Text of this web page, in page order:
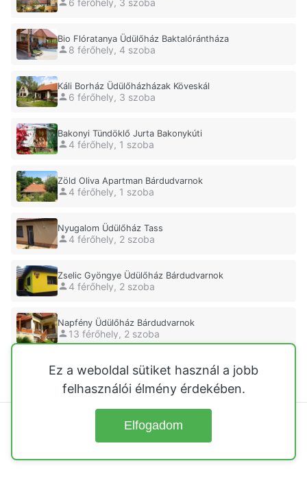
Bio Flóratanya Üdülőház Baktalórántháza
8 férőhely, 4 szoba
Káli Borház Üdülőházházak Köveskál
6 férőhely, 3 szoba
Bakonyi Tündöklő Jurta Bakonykúti
4 férőhely, 1 szoba
Zöld Oliva Apartman Bárdudvarnok
4 férőhely, 1 szoba
Nyugalom Üdülőház Tass
4 férőhely, 2 szoba
Zselic Gyöngye Üdülőház Bárdudvarnok
4 férőhely, 2 szoba
Napfény Üdülőház Bárdudvarnok
13 férőhely, 2 szoba
Tulipános Pihenőház Abádszalók
5 férőhely, 2 szoba
Ez a weboldal sütiket használ a jobb
felhasználói élmény érdekében.
Elfogadom